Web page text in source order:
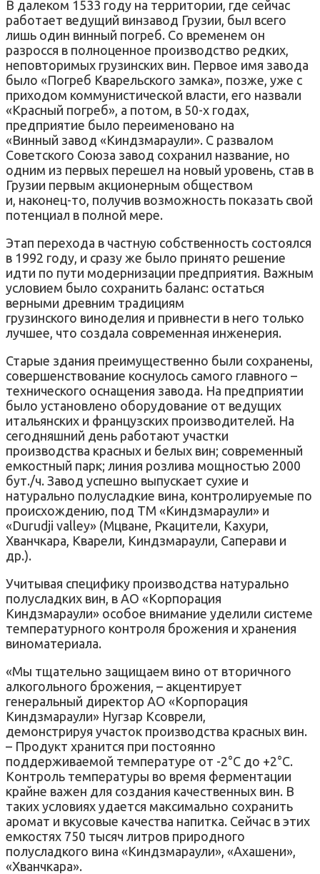
В далеком 1533 году на территории, где сейчас
работает ведущий винзавод Грузии, был всего
лишь один винный погреб. Со временем он
разросся в полноценное производство редких,
неповторимых грузинских вин. Первое имя завода
было «Погреб Кварельского замка», позже, уже с
приходом коммунистической власти, его назвали
«Красный погреб», а потом, в 50-х годах,
предприятие было переименовано на
«Винный завод «Киндзмараули». С развалом
Советского Союза завод сохранил название, но
одним из первых перешел на новый уровень, став в
Грузии первым акционерным обществом
и, наконец-то, получив возможность показать свой
потенциал в полной мере.
Этап перехода в частную собственность состоялся
в 1992 году, и сразу же было принято решение
идти по пути модернизации предприятия. Важным
условием было сохранить баланс: остаться
верными древним традициям
грузинского виноделия и привнести в него только
лучшее, что создала современная инженерия.
Старые здания преимущественно были сохранены,
совершенствование коснулось самого главного –
технического оснащения завода. На предприятии
было установлено оборудование от ведущих
итальянских и французских производителей. На
сегодняшний день работают участки
производства красных и белых вин; современный
емкостный парк; линия розлива мощностью 2000
бут./ч. Завод успешно выпускает сухие и
натурально полусладкие вина, контролируемые по
происхождению, под ТМ «Киндзмараули» и
«Durudji valley» (Мцване, Ркацители, Кахури,
Хванчкара, Кварели, Киндзмараули, Саперави и
др.).
Учитывая специфику производства натурально
полусладких вин, в АО «Корпорация
Киндзмараули» особое внимание уделили системе
температурного контроля брожения и хранения
виноматериала.
«Мы тщательно защищаем вино от вторичного
алкогольного брожения, – акцентирует
генеральный директор АО «Корпорация
Киндзмараули» Нугзар Ксоврели,
демонстрируя участок производства красных вин.
– Продукт хранится при постоянно
поддерживаемой температуре от -2°C до +2°C.
Контроль температуры во время ферментации
крайне важен для создания качественных вин. В
таких условиях удается максимально сохранить
аромат и вкусовые качества напитка. Сейчас в этих
емкостях 750 тысяч литров природного
полусладкого вина «Киндзмараули», «Ахашени»,
«Хванчкара».